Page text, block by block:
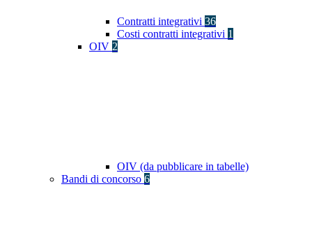
Contratti integrativi 36
Costi contratti integrativi 1
OIV 2
OIV (da pubblicare in tabelle)
Bandi di concorso 6